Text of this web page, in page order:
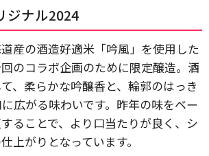
ジナル2024
産の酒造好適米「吟風」を使用した
のコラボ企画のために限定醸造。酒
、柔らかな吟醸香と、輪郭のはっき
広がる味わいです。昨年の味をベー
ることで、より口当たりが良く、シ
上がりとなっています。